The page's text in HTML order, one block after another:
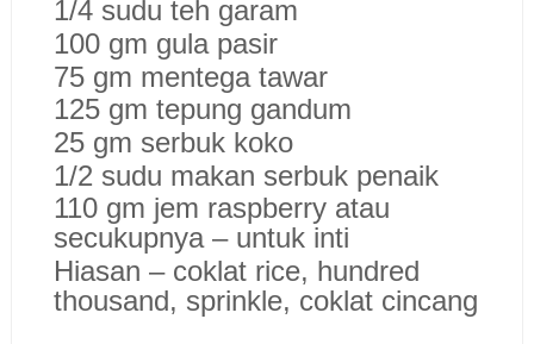
1/4 sudu teh garam
100 gm gula pasir
75 gm mentega tawar
125 gm tepung gandum
25 gm serbuk koko
1/2 sudu makan serbuk penaik
110 gm jem raspberry atau
secukupnya – untuk inti
Hiasan – coklat rice, hundred
thousand, sprinkle, coklat cincang